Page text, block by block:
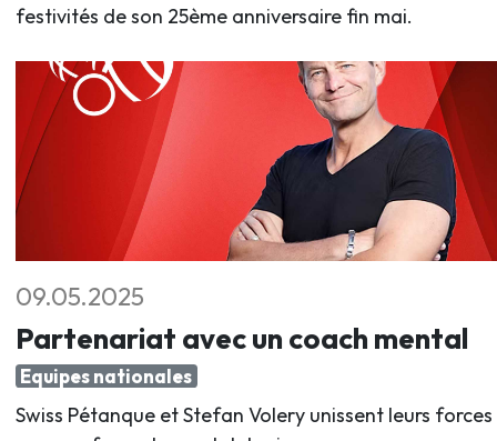
festivités de son 25ème anniversaire fin mai.
09.05.2025
Partenariat avec un coach mental
Equipes nationales
Swiss Pétanque et Stefan Volery unissent leurs forces